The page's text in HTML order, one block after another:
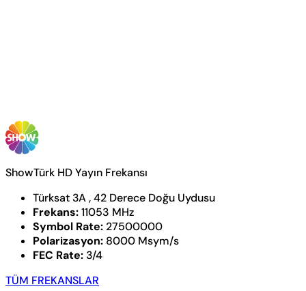
ShowTürk HD Yayın Frekansı
Türksat 3A , 42 Derece Doğu Uydusu
Frekans:11053 MHz
Symbol Rate: 27500000
Polarizasyon: 8000 Msym/s
FEC Rate: 3/4
TÜM FREKANSLAR